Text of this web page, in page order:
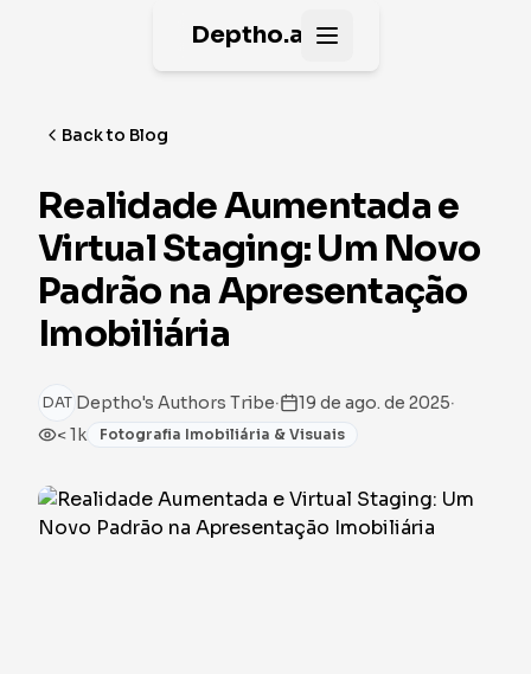
Deptho.ai Open main menu
Back to Blog
Realidade Aumentada e
Virtual Staging: Um Novo
Padrão na Apresentação
Imobiliária
DAT Deptho's Authors Tribe· 19 de ago. de 2025·
< 1k Fotografia Imobiliária & Visuais